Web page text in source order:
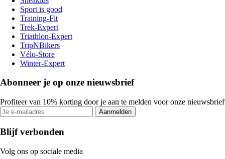
Sport is good
Training-Fit
Trek-Expert
Triathlon-Expert
TripNBikers
Vélo-Store
Winter-Expert
Abonneer je op onze nieuwsbrief
Profiteer van 10% korting door je aan te melden voor onze nieuwsbrief
Aanmelden
Blijf verbonden
Volg ons op sociale media